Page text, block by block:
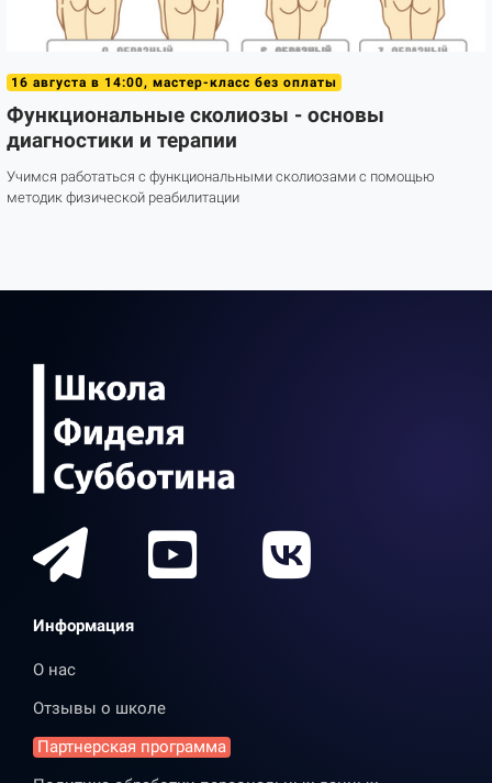
16 августа в 14:00, мастер-класс без оплаты
Функциональные сколиозы - основы
диагностики и терапии
Учимся работаться с функциональными сколиозами с помощью
методик физической реабилитации
Информация
О нас
Отзывы о школе
Партнерская программа